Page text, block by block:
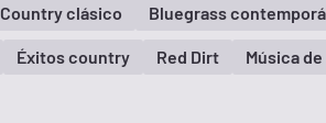
Country clásico Bluegrass
Éxitos country Red Dirt Música